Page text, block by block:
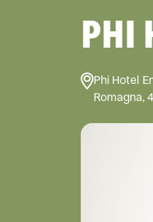
PHI
Phi Hotel
Romagna,